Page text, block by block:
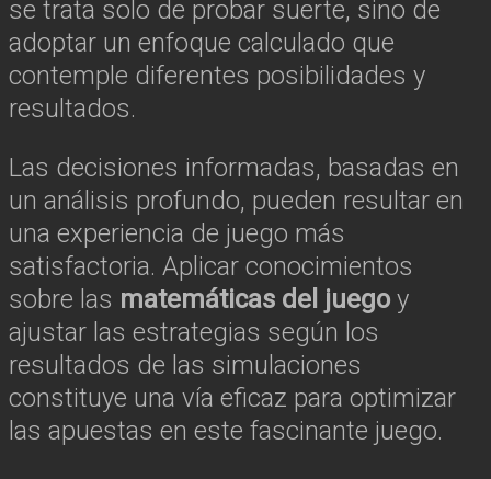
se trata solo de probar suerte, sino de
adoptar un enfoque calculado que
contemple diferentes posibilidades y
resultados.
Las decisiones informadas, basadas en
un análisis profundo, pueden resultar en
una experiencia de juego más
satisfactoria. Aplicar conocimientos
sobre las matemáticas del juego y
ajustar las estrategias según los
resultados de las simulaciones
constituye una vía eficaz para optimizar
las apuestas en este fascinante juego.